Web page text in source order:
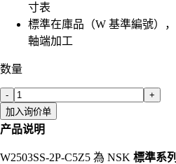
寸表
標準在庫品（W 基準編號）
軸端加工
数量
-
+
加入询价单
产品说明
W2503SS-2P-C5Z5 為 NSK 標準系